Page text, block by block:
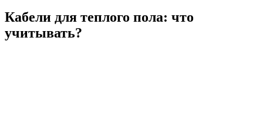
Кабели для теплого пола: что
учитывать?